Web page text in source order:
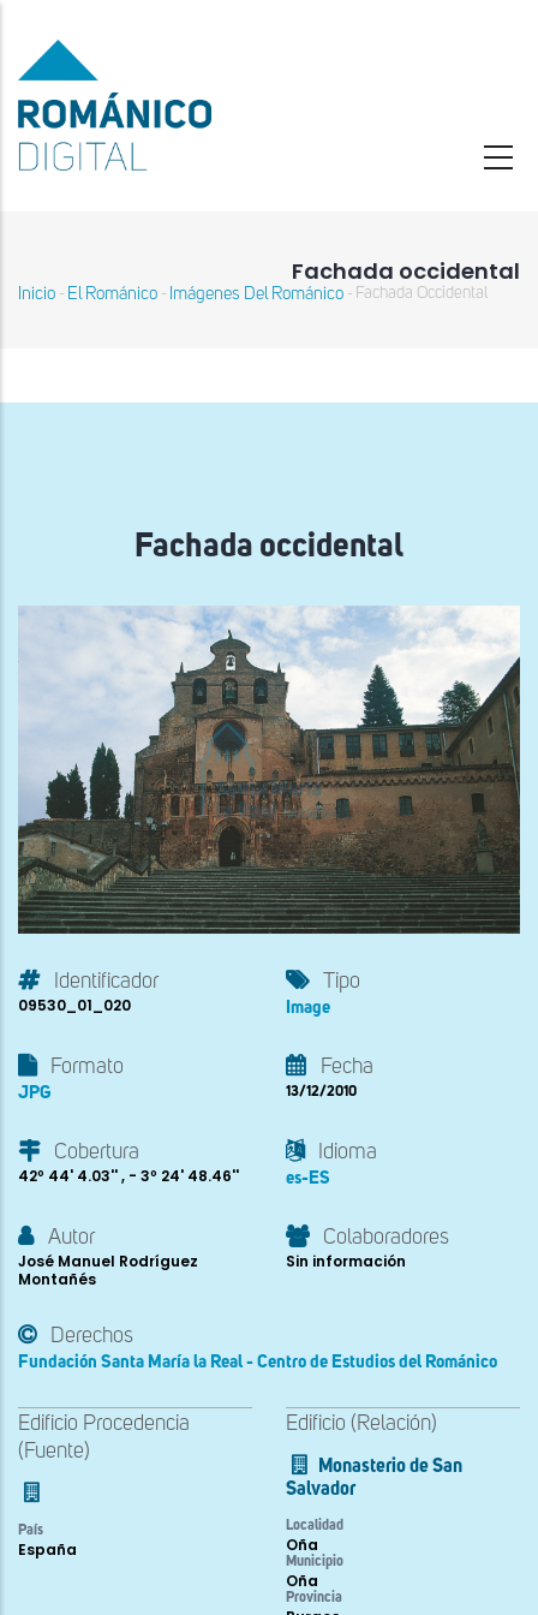
contenido
principal
Fachada occidental
Sobrescribir
navegación
Inicio - El Románico - Imágenes Del Románico - Fachada Occidental
Fachada occidental
Identificador
09530_01_020
Tipo
Image
Formato
JPG
Fecha
13/12/2010
Cobertura
42º 44' 4.03'' , - 3º 24' 48.46''
Idioma
es-ES
Autor
José Manuel Rodríguez
Montañés
Colaboradores
Sin información
Derechos
Fundación Santa María la Real - Centro de Estudios del Románico
Edificio Procedencia
(Fuente)
País
España
Edificio (Relación)
Monasterio de San
Salvador
Localidad
Oña
Municipio
Oña
Provincia